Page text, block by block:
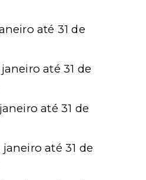
até 31 de
até 31 de
até 31 de
janeiro até 31 de